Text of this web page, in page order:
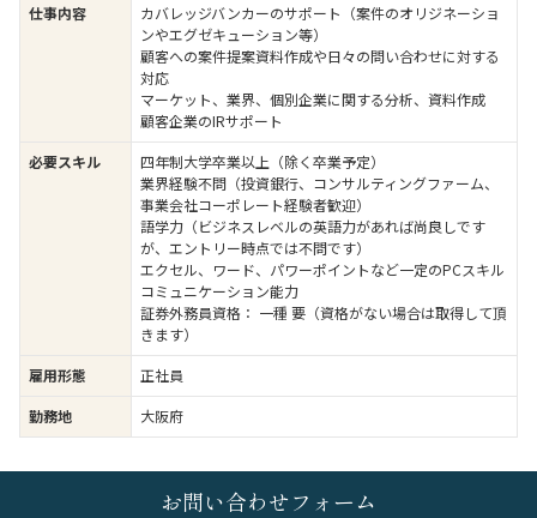
仕事内容
カバレッジバンカーのサポート（案件のオリジネーショ
ンやエグゼキューション等）
顧客への案件提案資料作成や日々の問い合わせに対する
対応
マーケット、業界、個別企業に関する分析、資料作成
顧客企業のIRサポート
必要スキル
四年制大学卒業以上（除く卒業予定）
業界経験不問（投資銀行、コンサルティングファーム、
事業会社コーポレート経験者歓迎）
語学力（ビジネスレベルの英語力があれば尚良しです
が、エントリー時点では不問です）
エクセル、ワード、パワーポイントなど一定のPCスキル
コミュニケーション能力
証券外務員資格： 一種 要（資格がない場合は取得して頂
きます）
雇用形態
正社員
勤務地
大阪府
お問い合わせフォーム